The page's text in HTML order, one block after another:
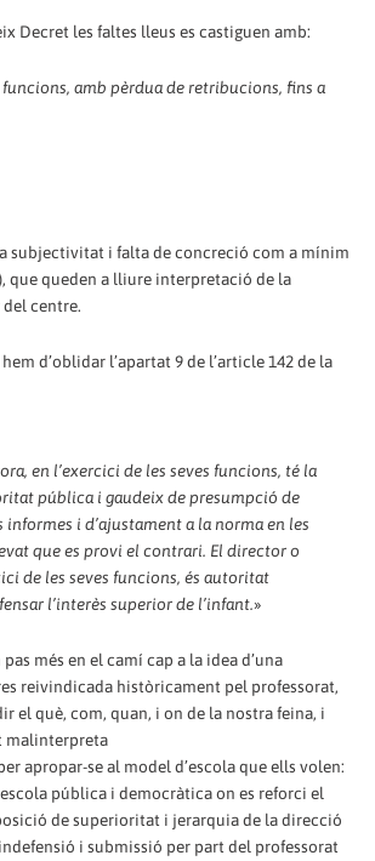
Decret les faltes lleus es castiguen amb:
funcions, amb pèrdua de retribucions, fins a
subjectivitat i falta de concreció com a mínim
que queden a lliure interpretació de la
centre.
d’oblidar l’apartat 9 de l’article 142 de la
en l’exercici de les seves funcions, té la
pública i gaudeix de presumpció de
informes i d’ajustament a la norma en les
que es provi el contrari. El director o
de les seves funcions, és autoritat
l’interès superior de l’infant.»
més en el camí cap a la idea d’una
reivindicada històricament pel professorat,
el què, com, quan, i on de la nostra feina, i
malinterpreta
apropar-se al model d’escola que ells volen:
pública i democràtica on es reforci el
de superioritat i jerarquia de la direcció
i submissió per part del professorat